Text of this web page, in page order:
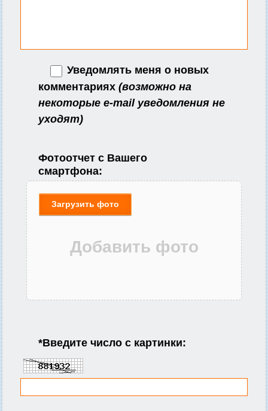
Уведомлять меня о новых
комментариях (возможно на
некоторые e-mail уведомления не
уходят)
Фотоотчет с Вашего
смартфона:
Загрузить фото
*Введите число с картинки: